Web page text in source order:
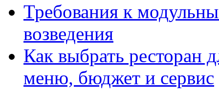
Требования к
возведения
Как выбрать ресторан
меню, бюджет и сервис